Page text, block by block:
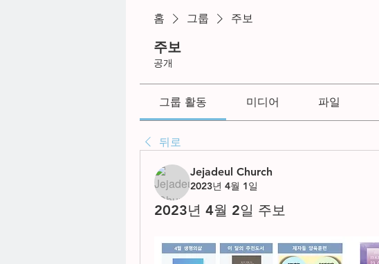
홈 그룹 주보
주보
공개
그룹 활동 미디어 파일
뒤로
Jejadeul Church
2023년 4월 1일
2023년 4월 2일 주보